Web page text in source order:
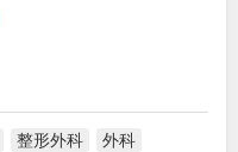
整形外科 外科